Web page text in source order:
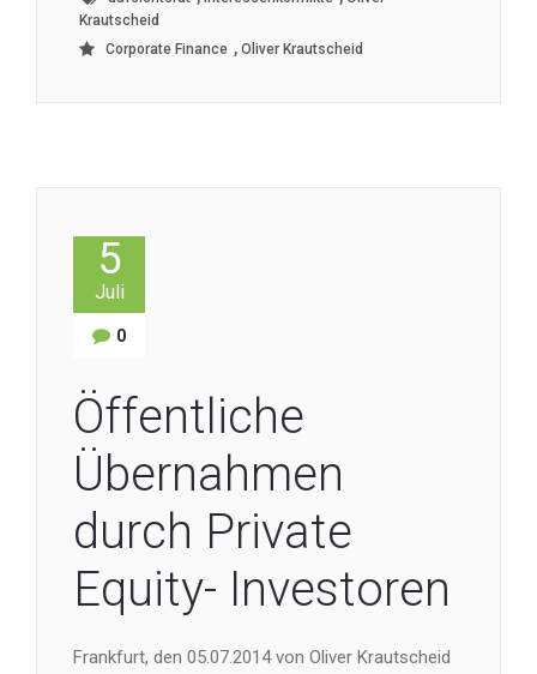
Krautscheid
Corporate Finance , Oliver Krautscheid
5
Juli
0
Öffentliche
Übernahmen
durch Private
Equity- Investoren
Frankfurt, den 05.07.2014 von Oliver Krautscheid